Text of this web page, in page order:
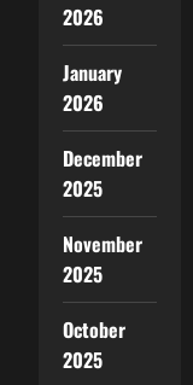
2026
January
2026
December
2025
November
2025
October
2025